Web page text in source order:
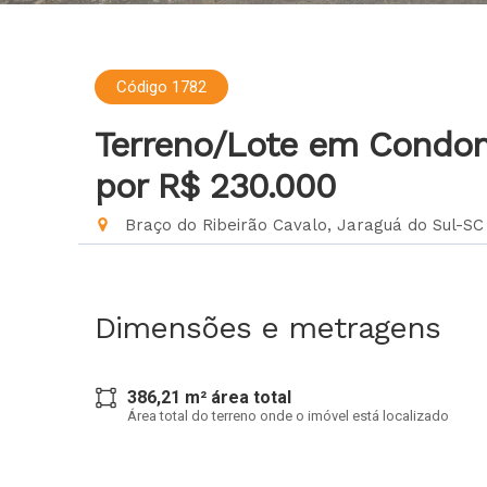
Código 1782
Terreno/Lote em
por R$ 230.000
Braço do Ribeirão Cavalo, Jaraguá do Sul-SC
Dimensões e metragens
386,21 m² área total
Área total do terreno onde o imóvel está localizado